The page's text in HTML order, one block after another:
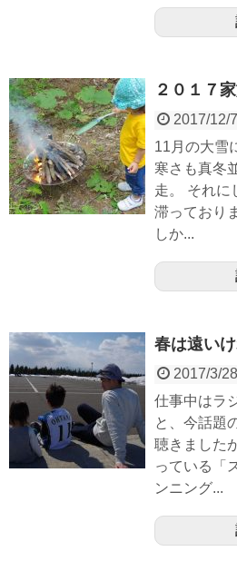
２０１７
2017/12/7
11月の大雪
寒さも真冬
走。 それに
滞っており
しか...
春は遠い
2017/3/28
仕事中はラ
と、今話題
聴きました
っている「
ンニング...